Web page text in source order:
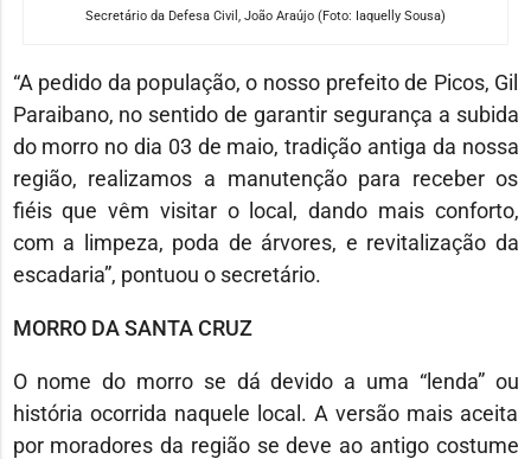
Secretário da Defesa Civil, João Araújo (Foto: Iaquelly Sousa)
“A pedido da população, o nosso prefeito de Picos, Gil
Paraibano, no sentido de garantir segurança a subida
do morro no dia 03 de maio, tradição antiga da nossa
região, realizamos a manutenção para receber os
fiéis que vêm visitar o local, dando mais conforto,
com a limpeza, poda de árvores, e revitalização da
escadaria”, pontuou o secretário.
MORRO DA SANTA CRUZ
O nome do morro se dá devido a uma “lenda” ou
história ocorrida naquele local. A versão mais aceita
por moradores da região se deve ao antigo costume